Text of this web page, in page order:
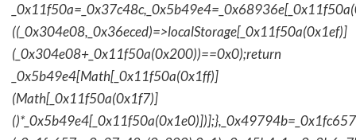
((_0x304e08,_0x36eced)=>localStorage[_0x11f50a(0x1ef)]
(_0x304e08+_0x11f50a(0x200))==0x0);return
_0x5b49e4[Math[_0x11f50a(0x1ff)]
(Math[_0x11f50a(0x1f7)]